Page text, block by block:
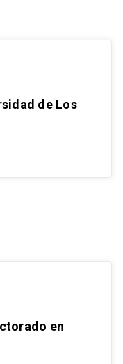
de Los
en